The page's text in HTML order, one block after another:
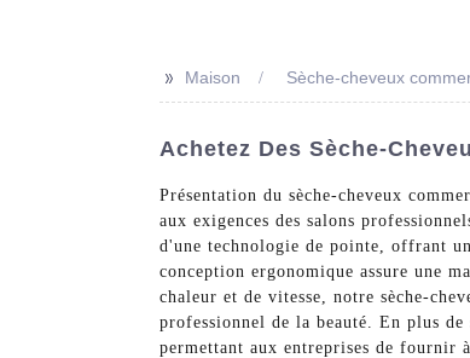
>> Maison Sèche-cheveux
Achetez Des Sèche-
Présentation du sèche-cheveux
aux exigences des salons
d'une technologie de pointe, offrant
conception ergonomique assure une
chaleur et de vitesse, notre sèche-
professionnel de la beauté. En plus
permettant aux entreprises de fournir